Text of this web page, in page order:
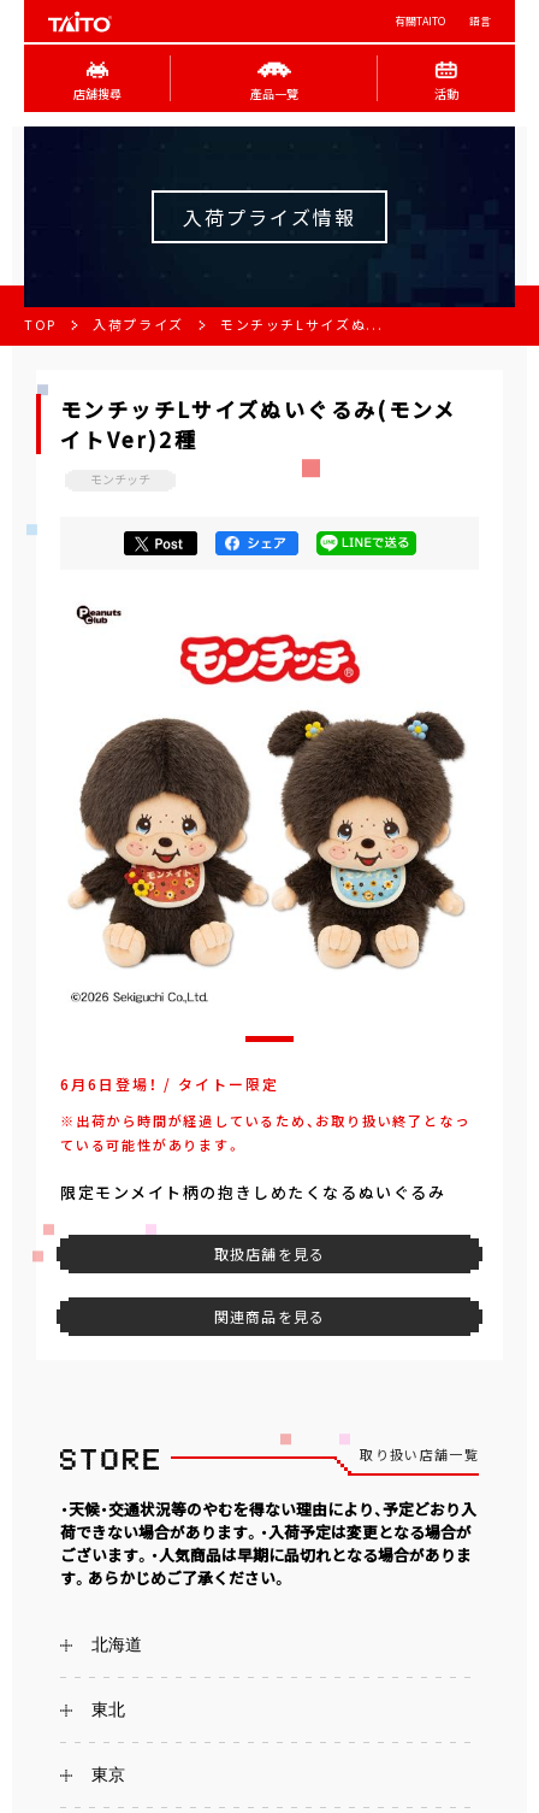
有關TAITO 語言
店舖搜尋 產品一覽 活動
入荷プライズ情報
TOP 入荷プライズ モンチッチLサイズぬ...
モンチッチLサイズぬいぐるみ(モンメ
イトVer)2種
モンチッチ
6月6日登場！ / タイトー限定
※出荷から時間が経過しているため、お取り扱い終了となっ
ている可能性があります。
限定モンメイト柄の抱きしめたくなるぬいぐるみ
取扱店舗を見る
関連商品を見る
取り扱い店舗一覧
・天候・交通状況等のやむを得ない理由により、予定どおり入
荷できない場合があります。・入荷予定は変更となる場合が
ございます。・人気商品は早期に品切れとなる場合がありま
す。あらかじめご了承ください。
北海道
東北
東京